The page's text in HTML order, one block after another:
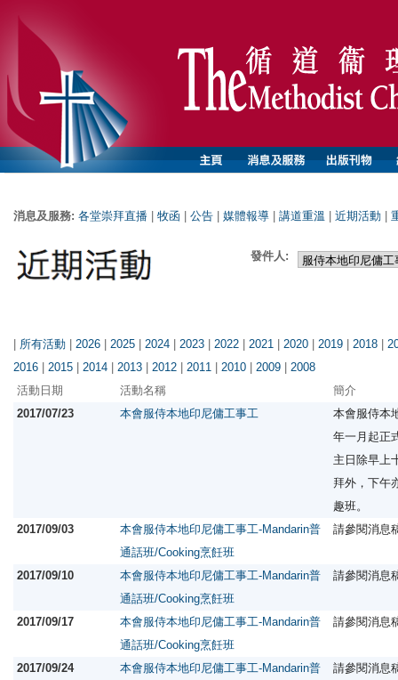
消息及服務: 各堂崇拜直播 牧函 公告 媒體報導 講道重溫 近期活動
發件人:
| 所有活動 | 2026 | 2025 | 2024 | 2023 | 2022 | 2021 | 2020 | 2019 | 2018 |
2016 | 2015 | 2014 | 2013 | 2012 | 2011 | 2010 | 2009 | 2008
活動日期
活動名稱
簡介
2017/07/23
本會服侍本地印尼傭工事工
本會服侍本
年一月起正
主日除早上
拜外，下午
趣班。
2017/09/03
本會服侍本地印尼傭工事工-Mandarin普
通話班/Cooking烹飪班
請參閱消息
2017/09/10
本會服侍本地印尼傭工事工-Mandarin普
通話班/Cooking烹飪班
請參閱消息
2017/09/17
本會服侍本地印尼傭工事工-Mandarin普
通話班/Cooking烹飪班
請參閱消息
2017/09/24
本會服侍本地印尼傭工事工-Mandarin普
請參閱消息